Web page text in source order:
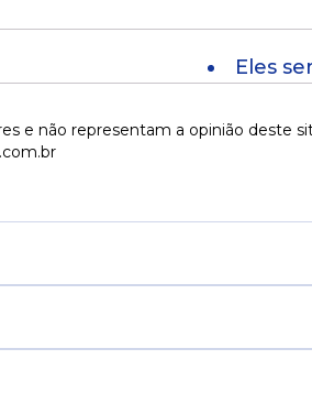
Eles
e não representam a opinião deste